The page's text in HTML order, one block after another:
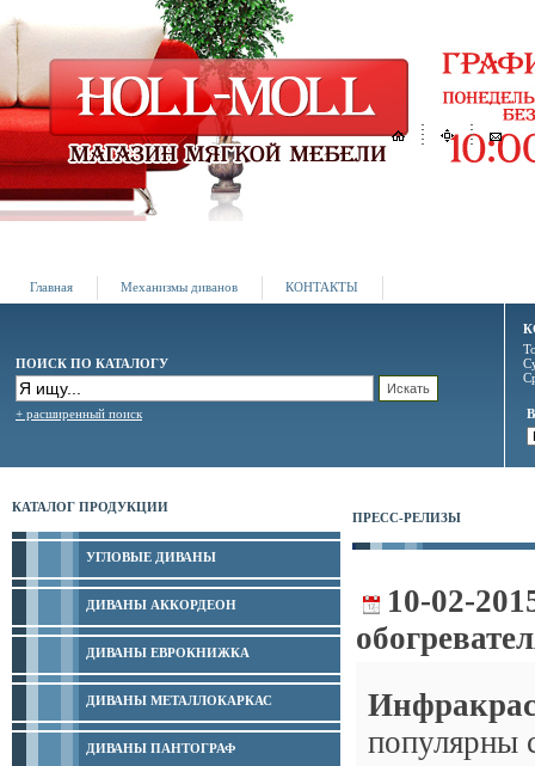
Главная Механизмы диванов КОНТАКТЫ
ПОИСК ПО КАТАЛОГУ
+ расширенный поиск
КАТАЛОГ ПРОДУКЦИИ
УГЛОВЫЕ ДИВАНЫ
ДИВАНЫ АККОРДЕОН
ДИВАНЫ ЕВРОКНИЖКА
ДИВАНЫ МЕТАЛЛОКАРКАС
ДИВАНЫ ПАНТОГРАФ
ПРЕСС-РЕЛИЗЫ
10-02-
популярны